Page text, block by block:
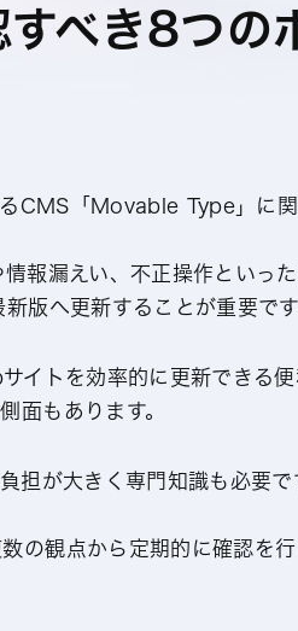
べき8つの
CMS「Movable Type」に
報漏えい、不正操作といっ
版へ更新することが重要です
トを効率的に更新できる便
面もあります。
担が大きく専門知識も必要
の観点から定期的に確認を行